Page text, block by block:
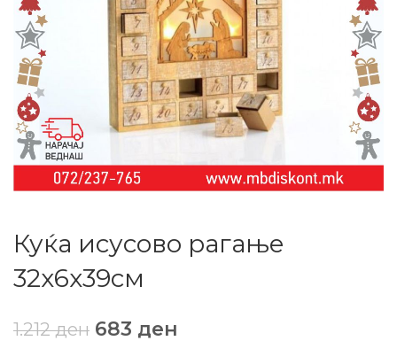
Куќа исусово рагање
32х6х39см
1.212ден 683 ден